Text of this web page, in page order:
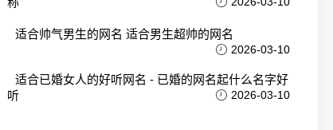
适合帅气男生的网名 适合男生超帅的网名
2026-03-10
适合已婚女人的好听网名 - 已婚的网名起什么名字好
听
2026-03-10